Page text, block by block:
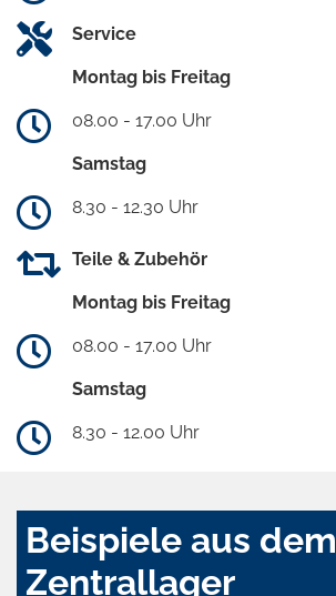
Service
Montag bis Freitag
08.00 - 17.00 Uhr
Samstag
8.30 - 12.30 Uhr
Teile & Zubehör
Montag bis Freitag
08.00 - 17.00 Uhr
Samstag
8.30 - 12.00 Uhr
Beispiele aus dem
Zentrallager